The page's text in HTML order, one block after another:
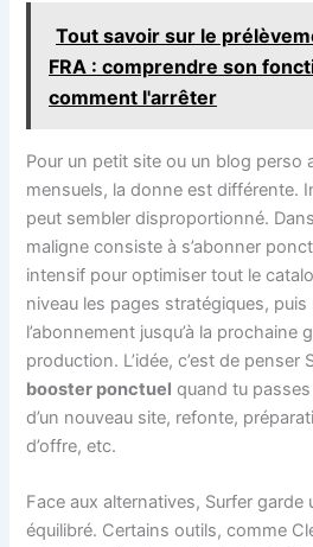
Tout savoir sur le
FRA : comprendre son
comment l'arrêter
Pour un petit site ou un blog perso
mensuels, la donne est différente.
peut sembler disproportionné.
maligne consiste à s’abonner
intensif pour optimiser tout le
niveau les pages stratégiques,
l’abonnement jusqu’à la prochaine
production. L’idée, c’est de penser
booster ponctuel quand tu
d’un nouveau site, refonte,
d’offre, etc.
Face aux alternatives, Surfer
équilibré. Certains outils, comme